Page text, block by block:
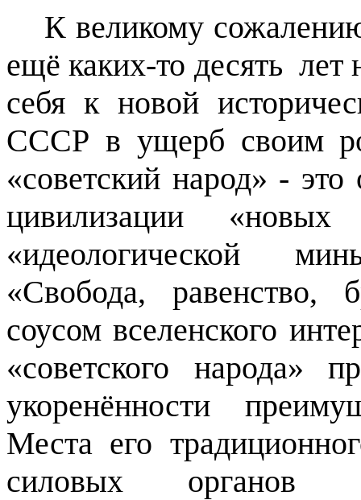
К великому
ещё каких-то десять лет
себя к новой
СССР в ущерб своим
«советский народ» -
цивилизации
«идеологической
«Свобода, равенство,
соусом вселенского
«советского народа»
укоренённости
Места его
силовых органов